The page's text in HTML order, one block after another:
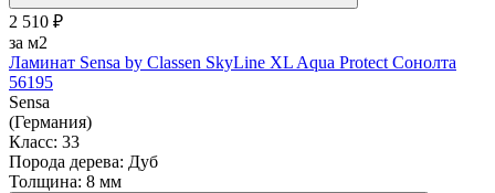
2 510 ₽
за м2
Ламинат Sensa by Classen SkyLine XL Aqua Protect Сонолта
56195
Sensa
(Германия)
Класс: 33
Порода дерева: Дуб
Толщина: 8 мм